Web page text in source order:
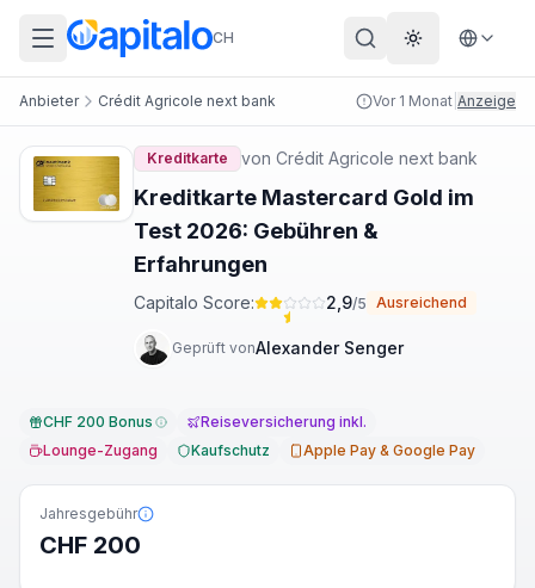
CH Theme
Anbieter Crédit Agricole next bank Vor 1 Monat Anzeige
Kreditkarte von Crédit Agricole next bank
Kreditkarte Mastercard Gold im
Test 2026: Gebühren &
Erfahrungen
Capitalo Score: 2,9/5 Ausreichend
Geprüft vonAlexander Senger
CHF 200 Bonus
Reiseversicherung inkl.
Lounge-Zugang
Kaufschutz Apple Pay & Google Pay
Jahresgebühr
CHF 200